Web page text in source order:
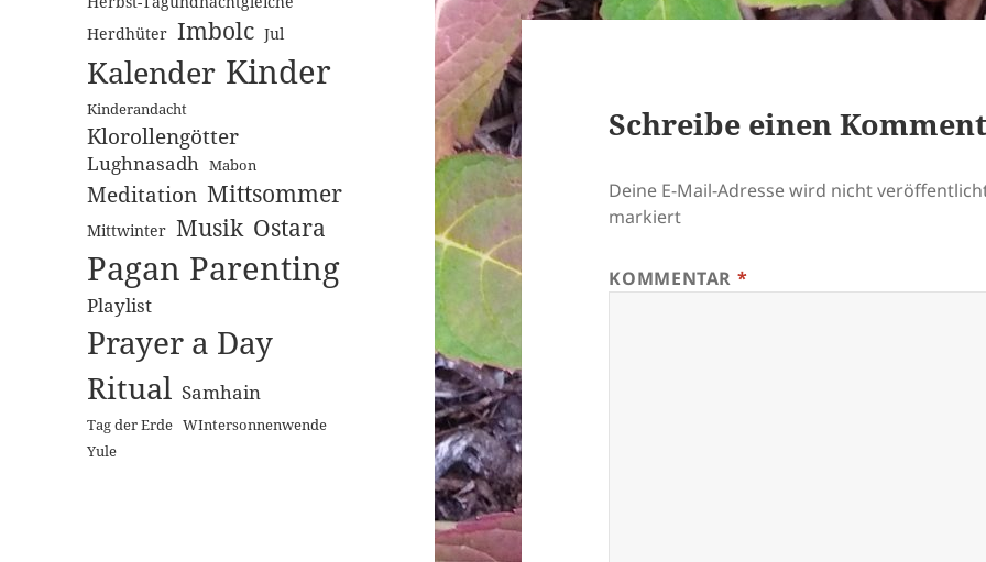
Herdhüter Imbolc Jul
Kalender Kinder
Kinderandacht
Klorollengötter
Lughnasadh Mabon
Meditation Mittsommer
Mittwinter Musik Ostara
Pagan Parenting
Playlist
Prayer a Day
Ritual Samhain
Tag der Erde WIntersonnenwende
Yule
Schreibe einen
Deine E-Mail-Adresse wird nicht
markiert
KOMMENTAR *